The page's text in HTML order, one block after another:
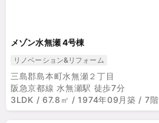
メゾン水無瀬 4号棟
リノベーション&リフォーム
三島郡島本町水無瀬２丁目
阪急京都線 水無瀬駅 徒歩7分
3LDK / 67.8㎡ / 1974年09月築 / 7階